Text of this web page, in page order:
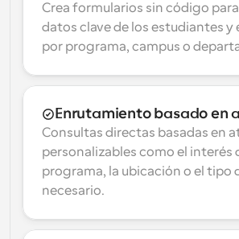
Crea formularios sin código
datos clave de los estudiantes y
por programa, campus o
Enrutamiento basado en
Consultas directas basadas en
personalizables como el interés
programa, la ubicación o el tipo
necesario.